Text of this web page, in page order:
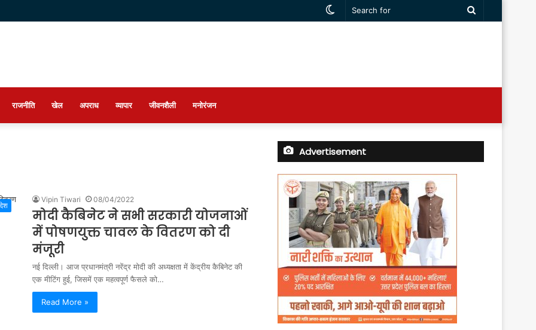
Search
Switch
राजनीति खेल अपराध व्यापार जीवनशैली मनोरंजन
देश
Vipin Tiwari 08/04/2022
मोदी कैबिनेट ने सभी सरकारी योजनाओं
में पोषणयुक्त चावल के वितरण को दी
मंजूरी
नई दिल्ली। आज प्रधानमंत्री नरेंद्र मोदी की अध्यक्षता में केंद्रीय कैबिनेट की
एक मीटिंग हुई, जिसमें एक महत्वपूर्ण फैसले को…
Read More »
Advertisement